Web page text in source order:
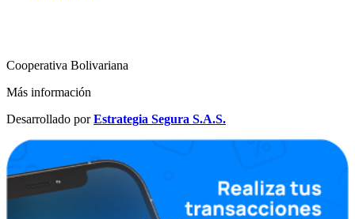
Cooperativa Bolivariana
Más información
Desarrollado porEstrategia Segura S.A.S.